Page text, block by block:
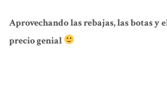
Aprovechando las rebajas, las botas y
precio genial